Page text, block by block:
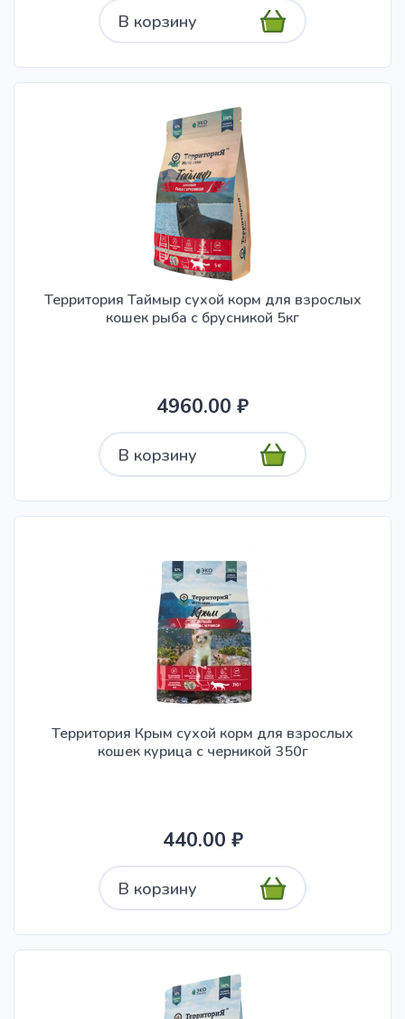
В корзину
Территория Таймыр сухой корм для взрослых
кошек рыба с брусникой 5кг
4960.00 ₽
В корзину
Территория Крым сухой корм для взрослых
кошек курица с черникой 350г
440.00 ₽
В корзину